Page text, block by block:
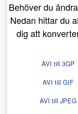
Behöver du
Nedan hittar du
dig att
AVI till 3GP
AVI till GIF
AVI till JPEG